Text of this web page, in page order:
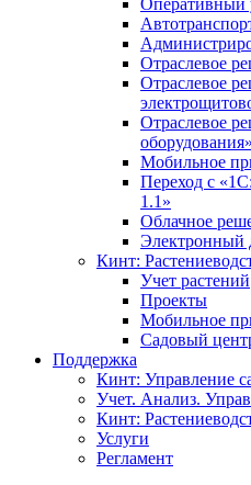
Оперативный
Отраслевое
Отраслевое
Отраслевое
оборудования»
Мобильное
Переход с
1.1»
Облачное
Электронный
Кинт:
Учет растений
Проекты
Мобильное
Садовый
Поддержка
Кинт: Управление
Учет. Анализ.
Кинт:
Услуги
Регламент